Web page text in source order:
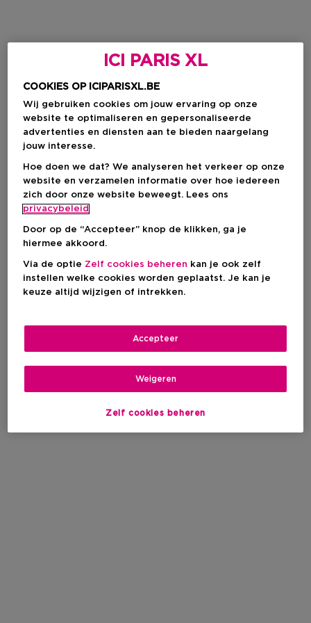
ICI PARIS XL
COOKIES OP ICIPARISXL.BE
Wij gebruiken cookies om jouw ervaring op onze
website te optimaliseren en gepersonaliseerde
advertenties en diensten aan te bieden naargelang
jouw interesse.
Hoe doen we dat? We analyseren het verkeer op onze
website en verzamelen informatie over hoe iedereen
zich door onze website beweegt. Lees ons
privacybeleid
Door op de “Accepteer” knop de klikken, ga je
hiermee akkoord.
Via de optie Zelf cookies beheren kan je ook zelf
instellen welke cookies worden geplaatst. Je kan je
keuze altijd wijzigen of intrekken.
Zelf cookies beheren
Weigeren
Accepteer